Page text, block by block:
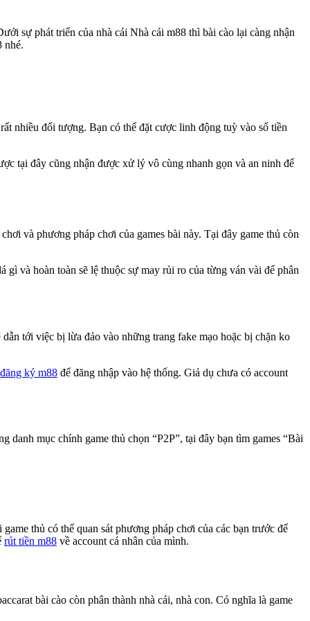
sự phát triển của nhà cái Nhà cái m88 thì bài cào lại càng nhận
nhé.
nhiều đối tượng. Bạn có thể đặt cược linh động tuỳ vào số tiền
tại đây cũng nhận được xử lý vô cùng nhanh gọn và an ninh để
và phương pháp chơi của games bài này. Tại đây game thủ còn
và hoàn toàn sẽ lệ thuộc sự may rủi ro của từng ván vài để phân
tới việc bị lừa đảo vào những trang fake mạo hoặc bị chặn ko
đăng ký m88 để đăng nhập vào hệ thống. Giả dụ chưa có account
mục chính game thủ chọn “P2P”, tại đây bạn tìm games “Bài
thủ có thể quan sát phương pháp chơi của các bạn trước để
rút tiền m88 về account cá nhân của mình.
bài cào còn phân thành nhà cái, nhà con. Có nghĩa là game